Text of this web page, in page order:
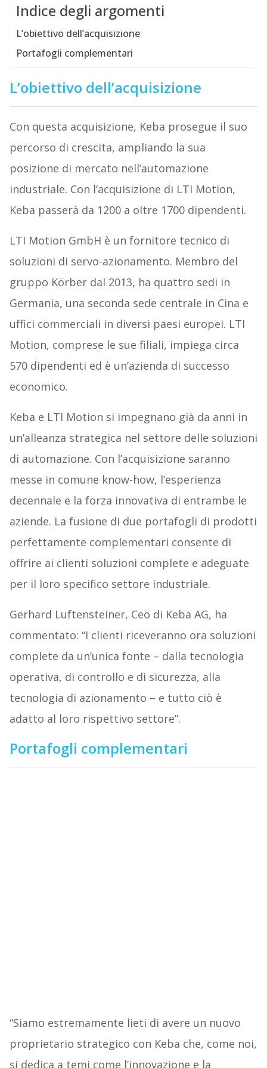
Indice degli argomenti
L’obiettivo dell’acquisizione
Portafogli complementari
L’obiettivo dell’acquisizione
Con questa acquisizione, Keba prosegue il suo
percorso di crescita, ampliando la sua
posizione di mercato nell’automazione
industriale. Con l’acquisizione di LTI Motion,
Keba passerà da 1200 a oltre 1700 dipendenti.
LTI Motion GmbH è un fornitore tecnico di
soluzioni di servo-azionamento. Membro del
gruppo Körber dal 2013, ha quattro sedi in
Germania, una seconda sede centrale in Cina e
uffici commerciali in diversi paesi europei. LTI
Motion, comprese le sue filiali, impiega circa
570 dipendenti ed è un’azienda di successo
economico.
Keba e LTI Motion si impegnano già da anni in
un’alleanza strategica nel settore delle soluzioni
di automazione. Con l’acquisizione saranno
messe in comune know-how, l’esperienza
decennale e la forza innovativa di entrambe le
aziende. La fusione di due portafogli di prodotti
perfettamente complementari consente di
offrire ai clienti soluzioni complete e adeguate
per il loro specifico settore industriale.
Gerhard Luftensteiner, Ceo di Keba AG, ha
commentato: “I clienti riceveranno ora soluzioni
complete da un’unica fonte – dalla tecnologia
operativa, di controllo e di sicurezza, alla
tecnologia di azionamento – e tutto ciò è
adatto al loro rispettivo settore”.
Portafogli complementari
“Siamo estremamente lieti di avere un nuovo
proprietario strategico con Keba che, come noi,
si dedica a temi come l’innovazione e la